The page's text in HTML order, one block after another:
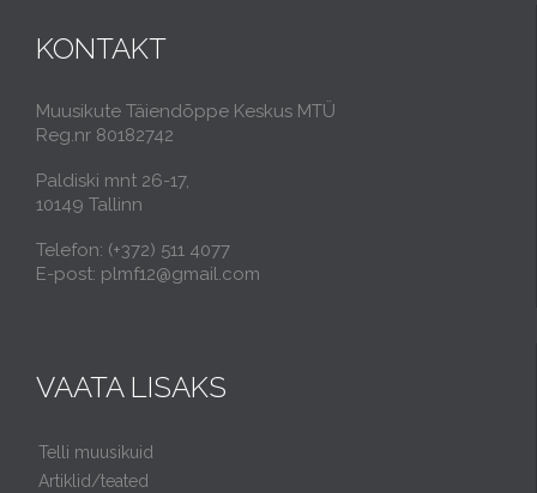
KONTAKT
Muusikute Täiendõppe Keskus MTÜ
Reg.nr 80182742
Paldiski mnt 26-17,
10149 Tallinn
Telefon: (+372) 511 4077
E-post: plmf12@gmail.com
VAATA LISAKS
Telli muusikuid
Artiklid/teated